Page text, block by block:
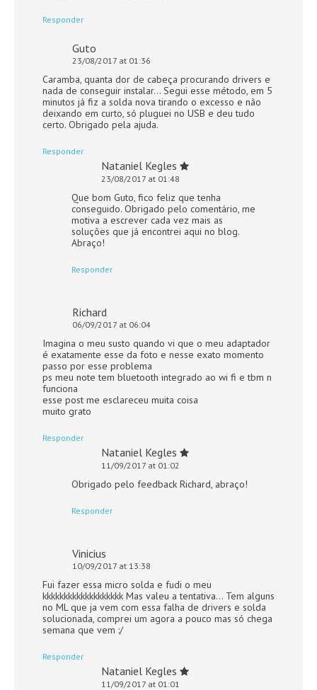
Responder
Guto
23/08/2017 at 01:36
Caramba, quanta dor de cabeça procurando drivers e
nada de conseguir instalar… Segui esse método, em 5
minutos já fiz a solda nova tirando o excesso e não
deixando em curto, só pluguei no USB e deu tudo
certo. Obrigado pela ajuda.
Responder
Nataniel Kegles
23/08/2017 at 01:48
Que bom Guto, fico feliz que tenha
conseguido. Obrigado pelo comentário, me
motiva a escrever cada vez mais as
soluções que já encontrei aqui no blog.
Abraço!
Responder
Richard
06/09/2017 at 06:04
Imagina o meu susto quando vi que o meu adaptador
é exatamente esse da foto e nesse exato momento
passo por esse problema
ps meu note tem bluetooth integrado ao wi fi e tbm n
funciona
esse post me esclareceu muita coisa
muito grato
Responder
Nataniel Kegles
11/09/2017 at 01:02
Obrigado pelo feedback Richard, abraço!
Responder
Vinicius
10/09/2017 at 13:38
Fui fazer essa micro solda e fudi o meu
kkkkkkkkkkkkkkkkkkk Mas valeu a tentativa… Tem alguns
no ML que ja vem com essa falha de drivers e solda
solucionada, comprei um agora a pouco mas só chega
semana que vem :/
Responder
Nataniel Kegles
11/09/2017 at 01:01